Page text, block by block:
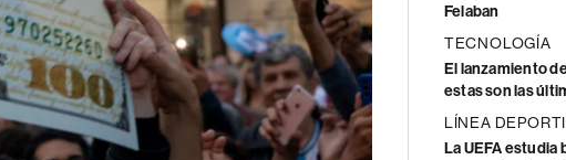
Felaban
TECNOLOGÍA
El lanzamiento
estas son las
LÍNEA
La UEFA estudia